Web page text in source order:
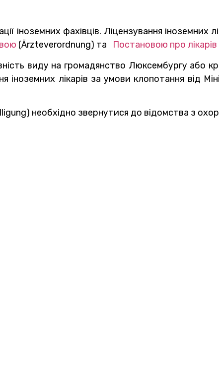
іноземних фахівців. Ліцензування іноземних
(Ärzteverordnung) та Постановою про лікарів
виду на громадянство Люксембургу або
лікарів за умови клопотання від
необхідно звернутися до відомства з